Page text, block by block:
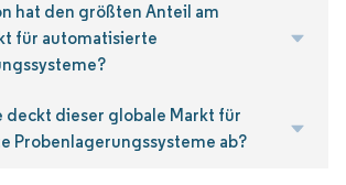
hat den größten Anteil am
für automatisierte
deckt dieser globale Markt für
Probenlagerungssysteme ab?